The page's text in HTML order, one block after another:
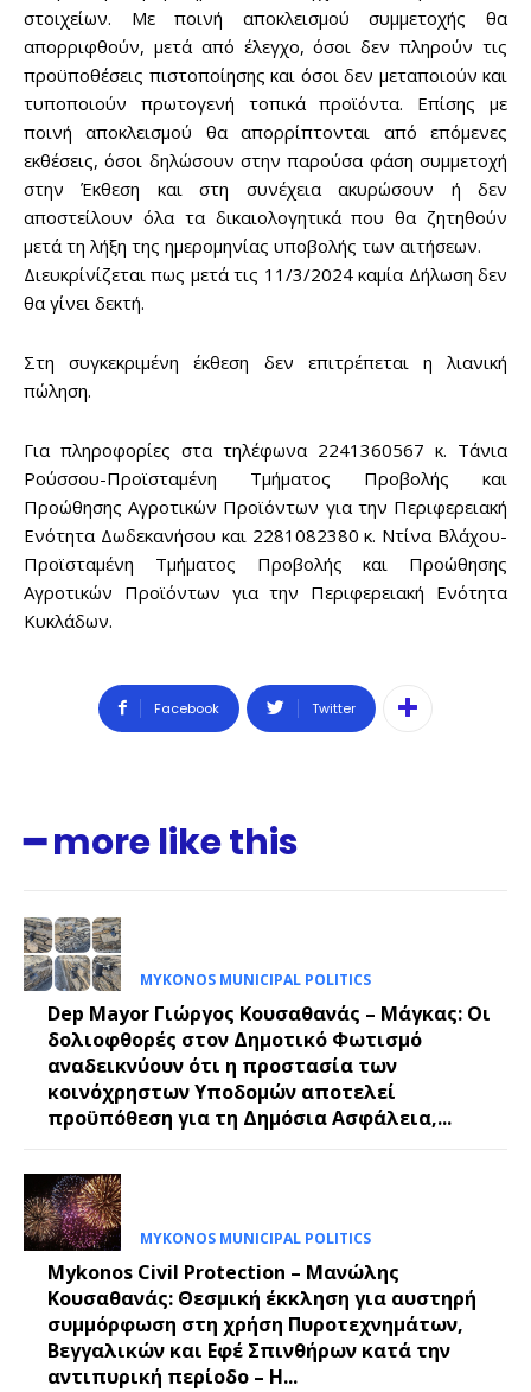
στοιχείων. Με ποινή αποκλεισμού συμμετοχής θα
απορριφθούν, μετά από έλεγχο, όσοι δεν πληρούν τις
προϋποθέσεις πιστοποίησης και όσοι δεν μεταποιούν και
τυποποιούν πρωτογενή τοπικά προϊόντα. Επίσης με
ποινή αποκλεισμού θα απορρίπτονται από επόμενες
εκθέσεις, όσοι δηλώσουν στην παρούσα φάση συμμετοχή
στην Έκθεση και στη συνέχεια ακυρώσουν ή δεν
αποστείλουν όλα τα δικαιολογητικά που θα ζητηθούν
μετά τη λήξη της ημερομηνίας υποβολής των αιτήσεων.
Διευκρίνίζεται πως μετά τις 11/3/2024 καμία Δήλωση δεν
θα γίνει δεκτή.
Στη συγκεκριμένη έκθεση δεν επιτρέπεται η λιανική
πώληση.
Για πληροφορίες στα τηλέφωνα 2241360567 κ. Τάνια
Ρούσσου-Προϊσταμένη Τμήματος Προβολής και
Προώθησης Αγροτικών Προϊόντων για την Περιφερειακή
Ενότητα Δωδεκανήσου και 2281082380 κ. Ντίνα Βλάχου-
Προϊσταμένη Τμήματος Προβολής και Προώθησης
Αγροτικών Προϊόντων για την Περιφερειακή Ενότητα
Κυκλάδων.
Facebook Twitter
━ more like this
MYKONOS MUNICIPAL POLITICS
Dep Mayor Γιώργος Κουσαθανάς – Μάγκας: Οι
δολιοφθορές στον Δημοτικό Φωτισμό
αναδεικνύουν ότι η προστασία των
κοινόχρηστων Υποδομών αποτελεί
προϋπόθεση για τη Δημόσια Ασφάλεια,...
MYKONOS MUNICIPAL POLITICS
Mykonos Civil Protection – Μανώλης
Κουσαθανάς: Θεσμική έκκληση για αυστηρή
συμμόρφωση στη χρήση Πυροτεχνημάτων,
Βεγγαλικών και Εφέ Σπινθήρων κατά την
αντιπυρική περίοδο – Η...